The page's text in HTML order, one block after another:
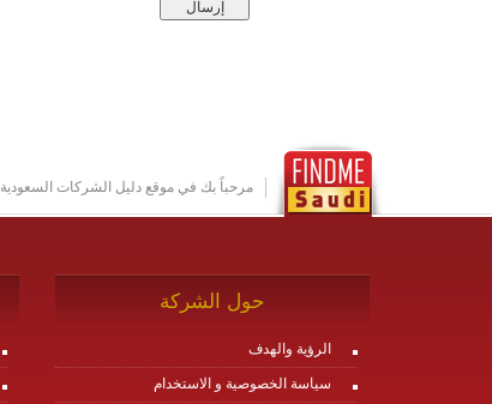
مرحباً بك في موقع دليل الشركات السعودية
حول الشركة
الرؤية والهدف
سياسة الخصوصية و الاستخدام